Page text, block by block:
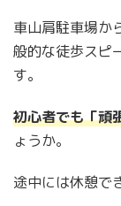
車山肩駐車場か
般的な徒歩スピ
す。
初心者でも「頑
ょうか。
途中には休憩で